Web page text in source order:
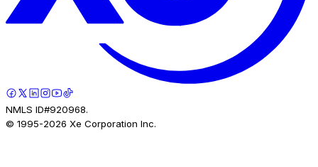
NMLS ID#920968.
© 1995-2026 Xe Corporation Inc.